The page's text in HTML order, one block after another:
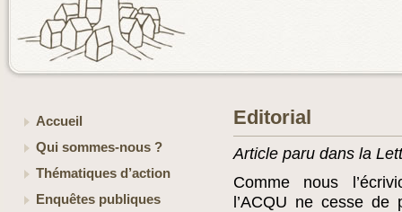
Accueil
Qui sommes-nous ?
Thématiques d’action
Enquêtes publiques
Editorial
Article paru dans la
Comme nous
l’ACQU ne cesse